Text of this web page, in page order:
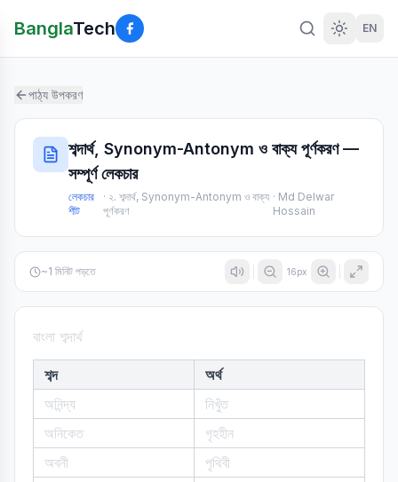
BanglaTech EN
পাঠ্য উপকরণ
শব্দার্থ, Synonym-Antonym ও বাক্য পূর্ণকরণ —
সম্পূর্ণ লেকচার
লেকচার
শীট
· ২. শব্দার্থ, Synonym-Antonym ও বাক্য
পূর্ণকরণ
· Md Delwar
Hossain
~1 মিনিট পড়তে 16px
বাংলা শব্দার্থ
শব্দ
অর্থ
অনিন্দ্য
নিখুঁত
অনিকেত
গৃহহীন
অবনী
পৃথিবী